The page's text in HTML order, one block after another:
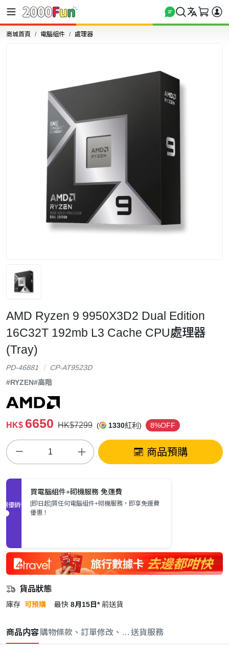
商城首頁 電腦組件 處理器
AMD Ryzen 9 9950X3D2 Dual Edition
16C32T 192mb L3 Cache CPU處理器
(Tray)
PD-46881
CP-AT9523D
#RYZEN#高階
HK$ 6650 HK$7299 ( 1330紅利) 8%OFF
商品預購
促銷優惠
買電腦組件+砌機服務 免運費
[即日起]買任何電腦組件+砌機服務，即享免運費
優惠！
貨品狀態
庫存 可預購 最快 8月15日* 前送貨
商品内容購物條款、訂單修改、取消與退款政策
送貨服務